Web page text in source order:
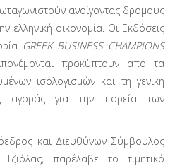
ανοίγοντας δρόμους
ελληνική οικονομία. Οι Εκδόσεις
GREEK BUSINESS CHAMPIONS
προκύπτουν από τα
ισολογισμών και τη γενική
αγοράς για την πορεία των
και Διευθύνων Σύμβουλος
παρέλαβε το τιμητικό